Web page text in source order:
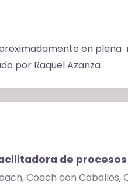
en
por Raquel Azanza
de
Coach con Caballos,